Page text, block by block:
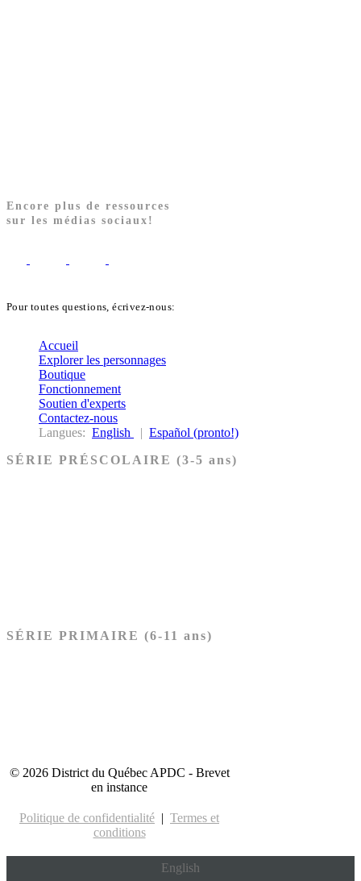
Encore plus de ressources
sur les médias sociaux!
Pour toutes questions, écrivez-nous:
Accueil
Explorer les personnages
Boutique
Fonctionnement
Soutien d'experts
Contactez-nous
Langues: English | Español (pronto!)
SÉRIE PRÉSCOLAIRE (3-5 ans)
SÉRIE PRIMAIRE (6-11 ans)
© 2026 District du Québec APDC - Brevet
en instance
Politique de confidentialité | Termes et
conditions
English